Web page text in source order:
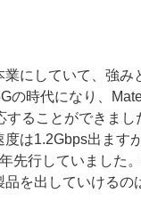
にしていて、強み
の時代になり、
することができまし
度は1.2Gbps出ます
先行していました。
を出していけるの